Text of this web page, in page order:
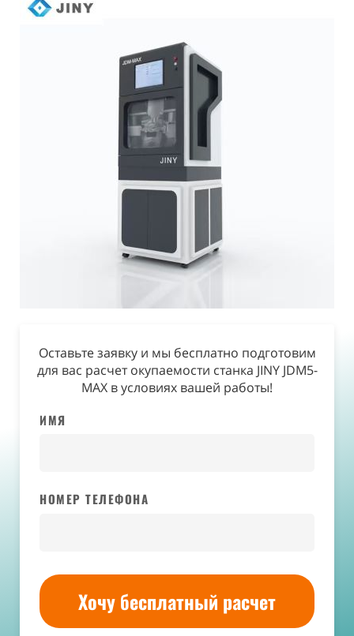
Оставьте заявку и мы бесплатно подготовим
для вас расчет окупаемости станка JINY JDM5-
MAX в условиях вашей работы!
ИМЯ
НОМЕР ТЕЛЕФОНА
Хочу бесплатный расчет